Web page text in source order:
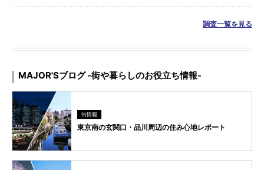
調査一覧を見る
MAJOR'Sブログ -街や暮らしのお役立ち情報-
街情報
東京南の玄関口・品川周辺の住み心地レポート